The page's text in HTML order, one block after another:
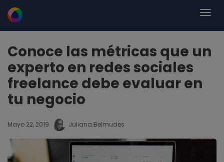
Conoce las métricas que un
experto en redes sociales
freelance debe evaluar en
tu negocio
Mayo 22, 2019 Juliana Belmudes